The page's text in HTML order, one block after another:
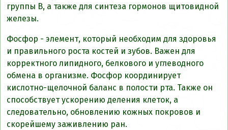
группы В, а также для синтеза гормонов щитовидной
железы.
Фосфор - элемент, который необходим для здоровья
и правильного роста костей и зубов. Важен для
корректного липидного, белкового и углеводного
обмена в организме. Фосфор координирует
кислотно-щелочной баланс в полости рта. Также он
способствует ускорению деления клеток, а
следовательно, обновлению кожных покровов и
скорейшему заживлению ран.